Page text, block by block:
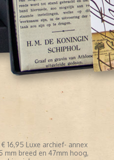
€ 16,95 Luxe archief- annex
mm breed en 47mm hoog,